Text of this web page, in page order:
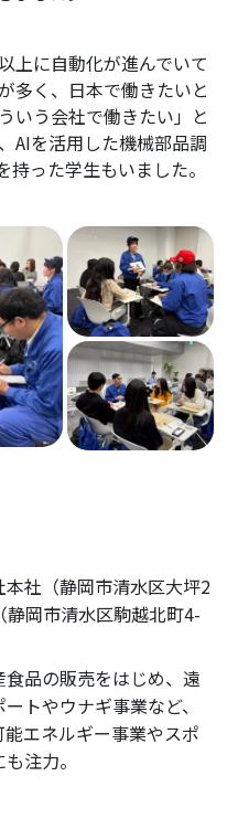
上に自動化が進んでいて
多く、日本で働きたいと
いう会社で働きたい」と
AIを活用した機械部品調
った学生もいました。
社（静岡市清水区大坪2
岡市清水区駒越北町4-
品の販売をはじめ、遠
トやウナギ事業など、
エネルギー事業やスポ
注力。